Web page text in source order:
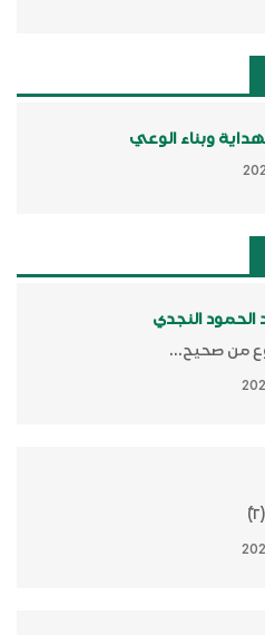
وبناء الوعي
النجدي
من صحيح...